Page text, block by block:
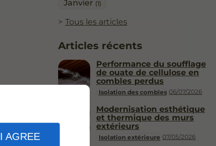
I AGREE
Janvier (1)
Tous les articles
Articles récents
Isolation des combles 06/07/2026
Performance du soufflage
de ouate de cellulose en
combles perdus
Isolation extérieure 07/05/2026
Modernisation esthétique
et thermique des murs
extérieurs